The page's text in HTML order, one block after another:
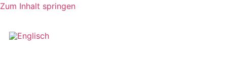
Zum Inhalt springen